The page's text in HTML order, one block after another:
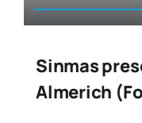
Sinmas
Almerich